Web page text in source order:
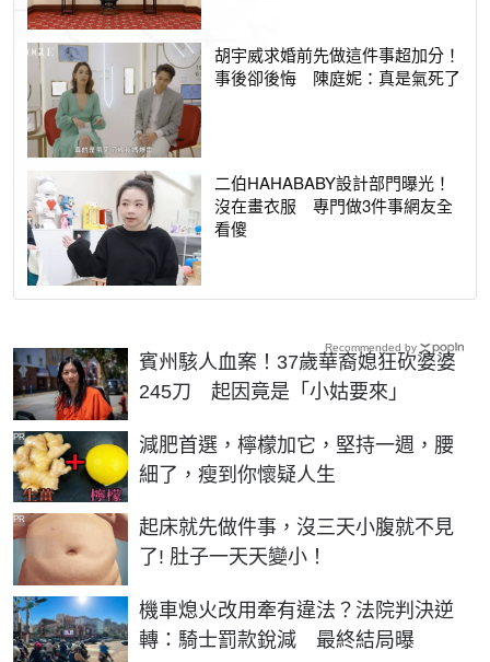
胡宇威求婚前先做這件事超加分！
事後卻後悔 陳庭妮：真是氣死了
二伯HAHABABY設計部門曝光！
沒在畫衣服 專門做3件事網友全
看傻
賓州駭人血案！37歲華裔媳狂砍婆婆
245刀 起因竟是「小姑要來」
減肥首選，檸檬加它，堅持一週，腰
細了，瘦到你懷疑人生
PR
起床就先做件事，沒三天小腹就不見
了! 肚子一天天變小！
PR
機車熄火改用牽有違法？法院判決逆
轉：騎士罰款銳減 最終結局曝
Recommended by